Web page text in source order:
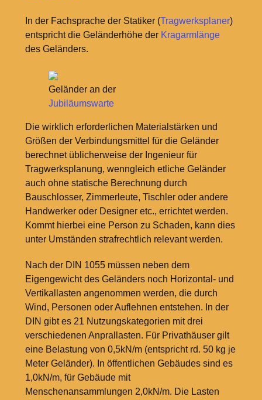
In der Fachsprache der Statiker (Tragwerksplaner)
entspricht die Geländerhöhe der Kragarmlänge
des Geländers.
Geländer an der
Jubiläumswarte
Die wirklich erforderlichen Materialstärken und
Größen der Verbindungsmittel für die Geländer
berechnet üblicherweise der Ingenieur für
Tragwerksplanung, wenngleich etliche Geländer
auch ohne statische Berechnung durch
Bauschlosser, Zimmerleute, Tischler oder andere
Handwerker oder Designer etc., errichtet werden.
Kommt hierbei eine Person zu Schaden, kann dies
unter Umständen strafrechtlich relevant werden.
Nach der DIN 1055 müssen neben dem
Eigengewicht des Geländers noch Horizontal- und
Vertikallasten angenommen werden, die durch
Wind, Personen oder Auflehnen entstehen. In der
DIN gibt es 21 Nutzungskategorien mit drei
verschiedenen Anprallasten. Für Privathäuser gilt
eine Belastung von 0,5kN/m (entspricht rd. 50 kg je
Meter Geländer). In öffentlichen Gebäudes sind es
1,0kN/m, für Gebäude mit
Menschenansammlungen 2,0kN/m. Die Lasten